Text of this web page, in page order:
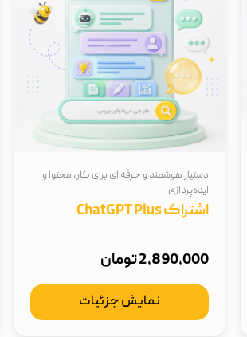
دستیار هوشمند و حرفه ای برای کار، محتوا و
ایده‌پردازی
اشتراک ChatGPT Plus
2,890,000 تومان
نمایش جزئیات